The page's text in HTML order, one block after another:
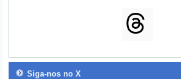
Siga-nos no X